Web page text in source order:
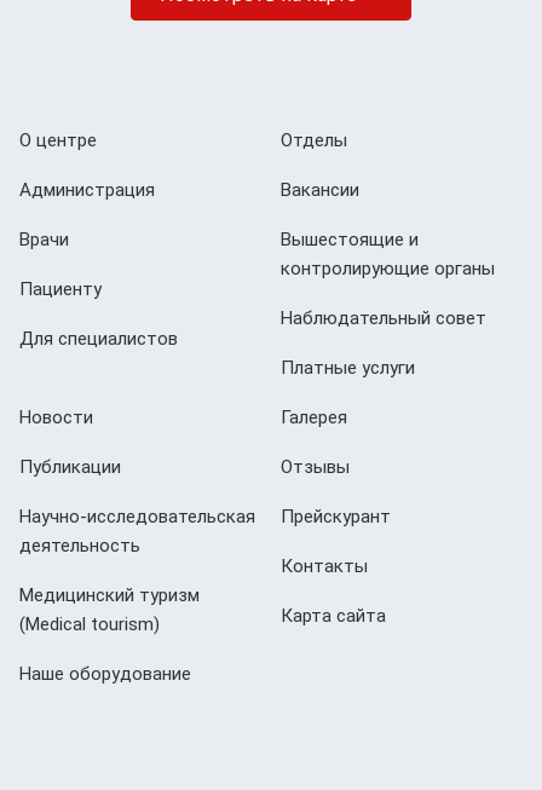
О центре
Администрация
Врачи
Пациенту
Для специалистов
Отделы
Вакансии
Вышестоящие и
контролирующие органы
Наблюдательный совет
Платные услуги
Новости
Публикации
Научно-исследовательская
деятельность
Медицинский туризм
(Мedical tourism)
Наше оборудование
Галерея
Отзывы
Прейскурант
Контакты
Карта сайта